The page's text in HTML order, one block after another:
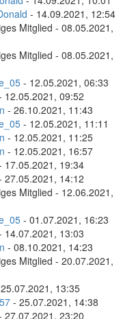
- 14.09.2021, 12:54
Mitglied - 08.05.2021,
Mitglied - 08.05.2021,
- 12.05.2021, 06:33
12.05.2021, 09:52
- 26.10.2021, 11:43
- 12.05.2021, 11:11
- 12.05.2021, 11:25
- 12.05.2021, 16:57
17.05.2021, 19:34
27.05.2021, 14:12
Mitglied - 12.06.2021,
- 01.07.2021, 16:23
14.07.2021, 13:03
- 08.10.2021, 14:23
Mitglied - 20.07.2021,
13:35
- 25.07.2021, 14:38
27.07.2021, 23:20